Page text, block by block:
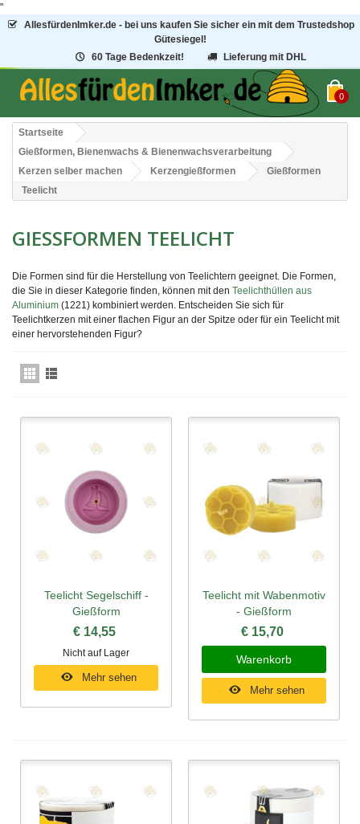
"
AllesfürdenImker.de - bei uns kaufen Sie sicher ein mit dem Trustedshop
Gütesiegel!
60 Tage Bedenkzeit!
Lieferung mit DHL
0
Startseite
Gießformen, Bienenwachs & Bienenwachsverarbeitung
Kerzen selber machen
Kerzengießformen
Gießformen
Teelicht
GIESSFORMEN TEELICHT
Die Formen sind für die Herstellung von Teelichtern geeignet. Die Formen,
die Sie in dieser Kategorie finden, können mit den Teelichthüllen aus
Aluminium (1221) kombiniert werden. Entscheiden Sie sich für
Teelichtkerzen mit einer flachen Figur an der Spitze oder für ein Teelicht mit
einer hervorstehenden Figur?
Teelicht Segelschiff -
Gießform
€ 14,55
Nicht auf Lager
Mehr sehen
Teelicht mit Wabenmotiv
- Gießform
€ 15,70
Warenkorb
Mehr sehen